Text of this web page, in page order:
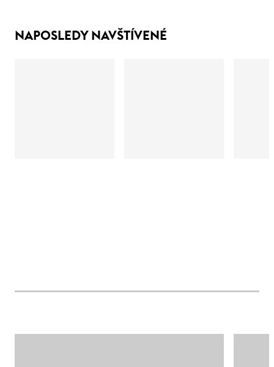
NAPOSLEDY NAVŠTÍVENÉ